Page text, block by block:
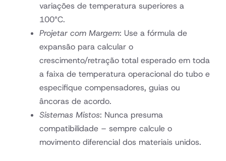
variações de temperatura superiores a
100°C.
Projetar com Margem: Use a fórmula de
expansão para calcular o
crescimento/retração total esperado em toda
a faixa de temperatura operacional do tubo e
especifique compensadores, guias ou
âncoras de acordo.
Sistemas Mistos: Nunca presuma
compatibilidade – sempre calcule o
movimento diferencial dos materiais unidos.